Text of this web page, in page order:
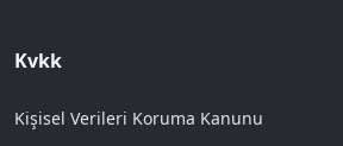
Kvkk
Kişisel Verileri Koruma Kanunu